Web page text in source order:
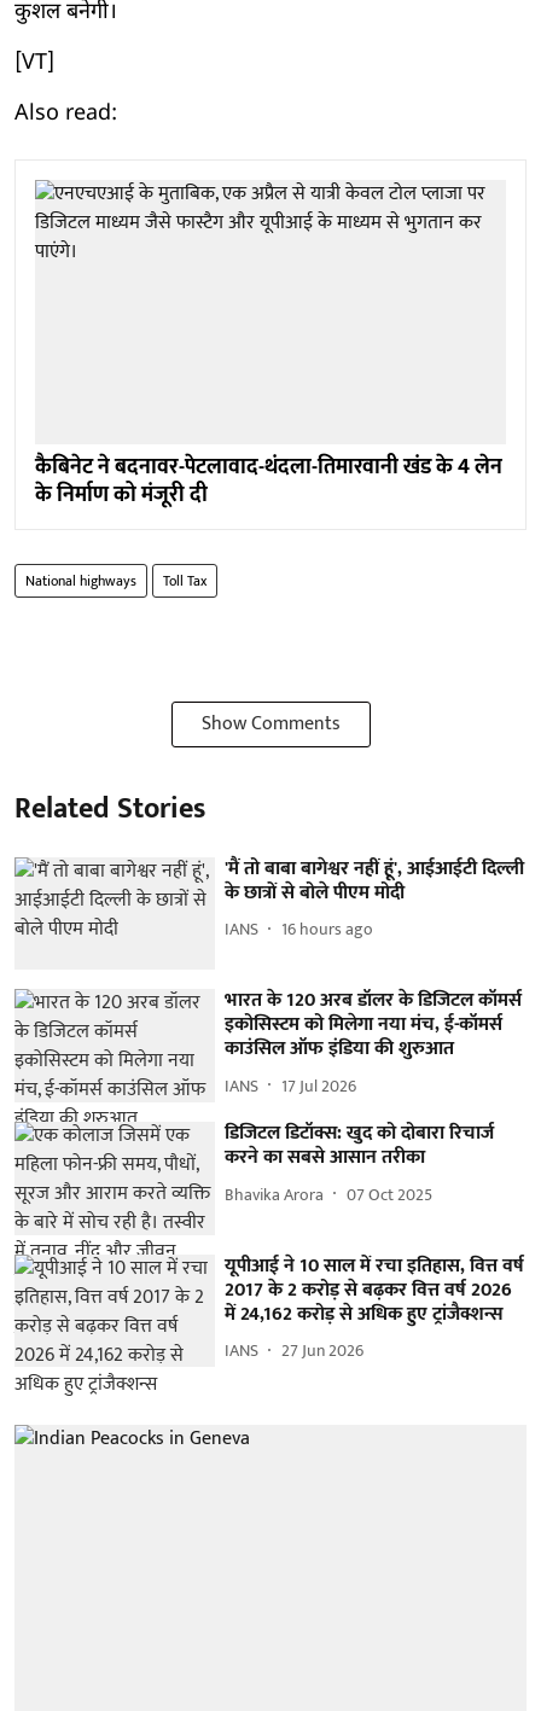
कुशल बनेगी।
[VT]
Also read:
कैबिनेट ने बदनावर-पेटलावाद-थंदला-तिमारवानी खंड के 4 लेन
के निर्माण को मंजूरी दी
National highways Toll Tax
Show Comments
Related Stories
'मैं तो बाबा बागेश्वर नहीं हूं', आईआईटी दिल्ली
के छात्रों से बोले पीएम मोदी
IANS 16 hours ago
भारत के 120 अरब डॉलर के डिजिटल कॉमर्स
इकोसिस्टम को मिलेगा नया मंच, ई-कॉमर्स
काउंसिल ऑफ इंडिया की शुरुआत
IANS 17 Jul 2026
डिजिटल डिटॉक्स: खुद को दोबारा रिचार्ज
करने का सबसे आसान तरीका
Bhavika Arora 07 Oct 2025
यूपीआई ने 10 साल में रचा इतिहास, वित्त वर्ष
2017 के 2 करोड़ से बढ़कर वित्त वर्ष 2026
में 24,162 करोड़ से अधिक हुए ट्रांजैक्शन्स
IANS 27 Jun 2026